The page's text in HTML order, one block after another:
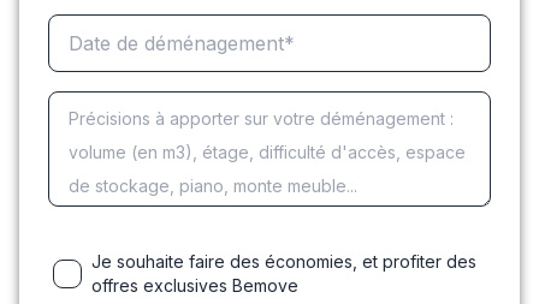
Je souhaite faire des économies, et profiter des
offres exclusives Bemove